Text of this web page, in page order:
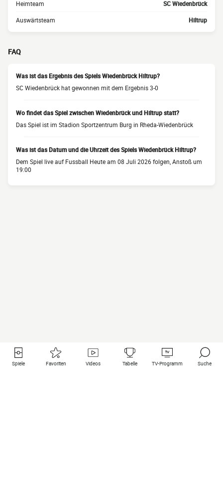
Heimteam SC Wiedenbrück
Auswärtsteam Hiltrup
FAQ
Was ist das Ergebnis des Spiels Wiedenbrück Hiltrup?
SC Wiedenbrück hat gewonnen mit dem Ergebnis 3-0
Wo findet das Spiel zwischen Wiedenbrück und Hiltrup statt?
Das Spiel ist im Stadion Sportzentrum Burg in Rheda-Wiedenbrück
Was ist das Datum und die Uhrzeit des Spiels Wiedenbrück Hiltrup?
Dem Spiel live auf Fussball Heute am 08 Juli 2026 folgen, Anstoß um
19:00
Spiele Favoriten Videos Tabelle TV-Programm Suche